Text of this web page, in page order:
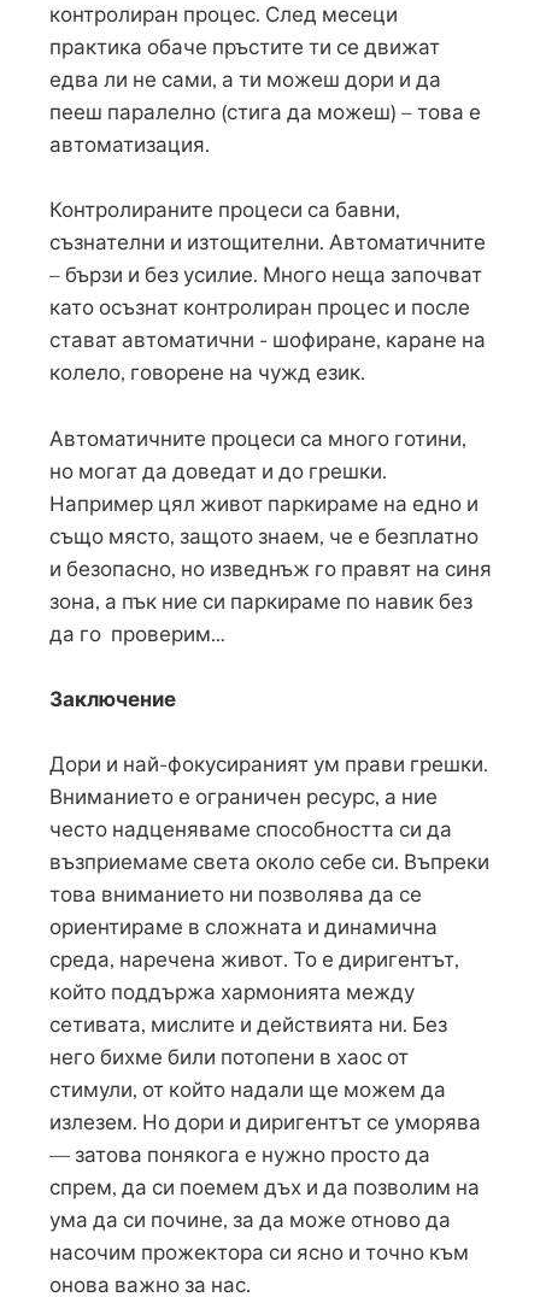
контролиран процес. След месеци
практика обаче пръстите ти се движат
едва ли не сами, а ти можеш дори и да
пееш паралелно (стига да можеш) – това е
автоматизация.
Контролираните процеси са бавни,
съзнателни и изтощителни. Автоматичните
– бързи и без усилие. Много неща започват
като осъзнат контролиран процес и после
стават автоматични - шофиране, каране на
колело, говорене на чужд език.
Автоматичните процеси са много готини,
но могат да доведат и до грешки.
Например цял живот паркираме на едно и
също място, защото знаем, че е безплатно
и безопасно, но изведнъж го правят на синя
зона, а пък ние си паркираме по навик без
да го проверим…
Заключение
Дори и най-фокусираният ум прави грешки.
Вниманието е ограничен ресурс, а ние
често надценяваме способността си да
възприемаме света около себе си. Въпреки
това вниманието ни позволява да се
ориентираме в сложната и динамична
среда, наречена живот. То е диригентът,
който поддържа хармонията между
сетивата, мислите и действията ни. Без
него бихме били потопени в хаос от
стимули, от който надали ще можем да
излезем. Но дори и диригентът се уморява
— затова понякога е нужно просто да
спрем, да си поемем дъх и да позволим на
ума да си почине, за да може отново да
насочим прожектора си ясно и точно към
онова важно за нас.